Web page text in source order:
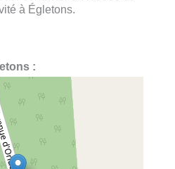
à Égletons.
: